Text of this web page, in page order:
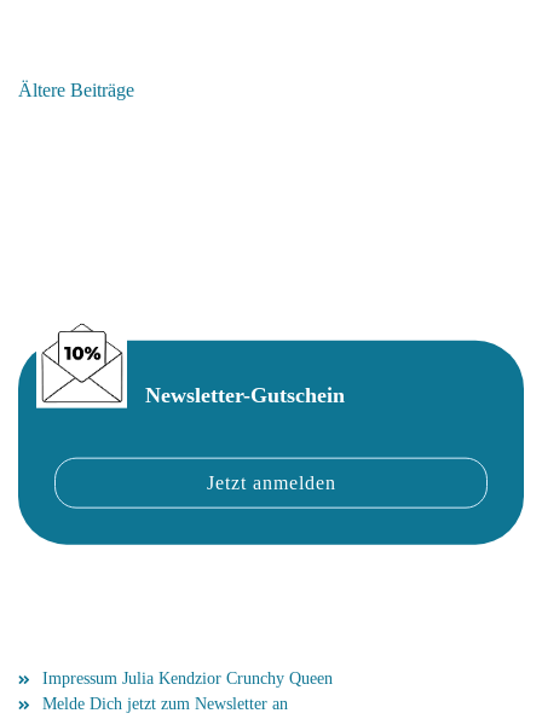
Ältere Beiträge
Newsletter-Gutschein
Impressum Julia Kendzior Crunchy Queen
Melde Dich jetzt zum Newsletter an